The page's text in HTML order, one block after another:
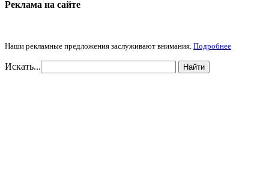
Реклама на cайте
Наши рекламные предложения заслуживают внимания. Подробнее
Искать... Найти